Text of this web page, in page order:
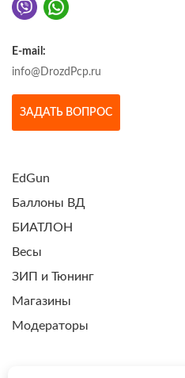
E-mail:
info@DrozdPcp.ru
ЗАДАТЬ ВОПРОС
EdGun
Баллоны ВД
БИАТЛОН
Весы
ЗИП и Тюнинг
Магазины
Модераторы